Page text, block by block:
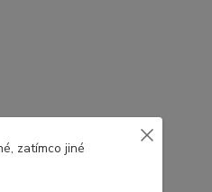
zatímco jiné